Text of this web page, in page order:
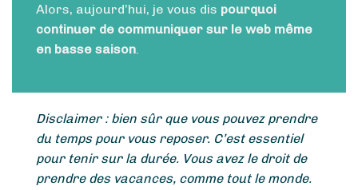
Alors, aujourd’hui, je vous dis pourquoi
continuer de communiquer sur le web même
en basse saison
Disclaimer : bien sûr que vous pouvez prendre
du temps pour vous reposer. C’est essentiel
pour tenir sur la durée. Vous avez le droit de
prendre des vacances, comme tout le monde.